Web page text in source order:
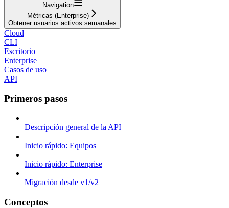
Navigation
Métricas (Enterprise)
Obtener usuarios activos semanales
Cloud
CLI
Escritorio
Enterprise
Casos de uso
API
Primeros pasos
Descripción general de la API
Inicio rápido: Equipos
Inicio rápido: Enterprise
Migración desde v1/v2
Conceptos